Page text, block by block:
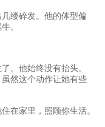
缕碎发。他的体型偏
。
。他始终没有抬头。
然这个动作让她有些
在家里，照顾你生活。